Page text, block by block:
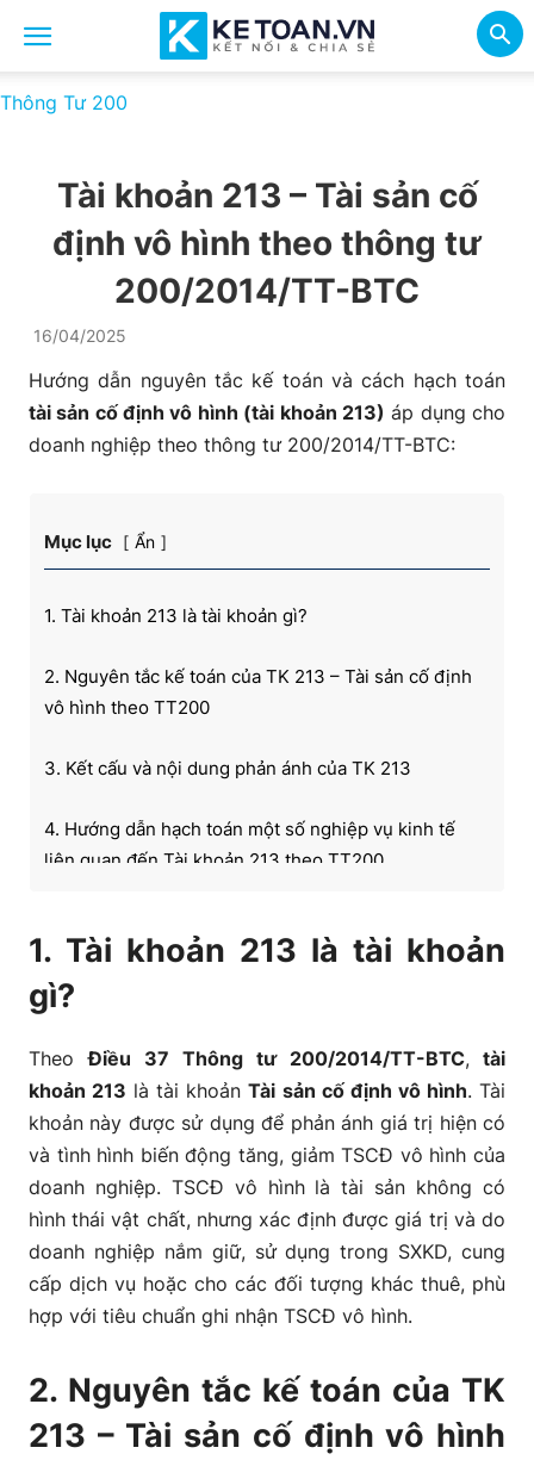
Thông Tư 200
Tài khoản 213 – Tài sản cố
định vô hình theo thông tư
200/2014/TT-BTC
16/04/2025
Hướng dẫn nguyên tắc kế toán và cách hạch toán
tài sản cố định vô hình (tài khoản 213) áp dụng cho
doanh nghiệp theo thông tư 200/2014/TT-BTC:
Mục lục Ẩn
1. Tài khoản 213 là tài khoản gì?
2. Nguyên tắc kế toán của TK 213 – Tài sản cố định
vô hình theo TT200
3. Kết cấu và nội dung phản ánh của TK 213
4. Hướng dẫn hạch toán một số nghiệp vụ kinh tế
liên quan đến Tài khoản 213 theo TT200
TT200
1. Tài khoản 213 là tài khoản
gì?
TheoĐiều 37 Thông tư 200/2014/TT-BTC, tài
khoản 213 là tài khoảnTài sản cố định vô hình. Tài
khoản này được sử dụng để phản ánh giá trị hiện có
và tình hình biến động tăng, giảm TSCĐ vô hình của
doanh nghiệp. TSCĐ vô hình là tài sản không có
hình thái vật chất, nhưng xác định được giá trị và do
doanh nghiệp nắm giữ, sử dụng trong SXKD, cung
cấp dịch vụ hoặc cho các đối tượng khác thuê, phù
hợp với tiêu chuẩn ghi nhận TSCĐ vô hình.
2. Nguyên tắc kế toán của TK
213 – Tài sản cố định vô hình